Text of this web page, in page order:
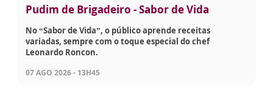
Pudim de Brigadeiro - Sabor de Vida
No “Sabor de Vida”, o público aprende receitas
variadas, sempre com o toque especial do chef
Leonardo Roncon.
07 AGO 2026 - 13H45